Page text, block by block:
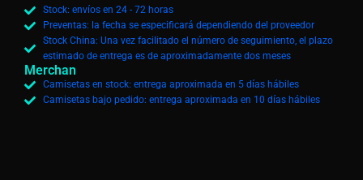
Stock: envíos en 24 - 72 horas
Preventas: la fecha se especificará dependiendo del proveedor
Stock China: Una vez facilitado el número de seguimiento, el plazo
estimado de entrega es de aproximadamente dos meses
Merchan
Camisetas en stock: entrega aproximada en 5 días hábiles
Camisetas bajo pedido: entrega aproximada en 10 días hábiles